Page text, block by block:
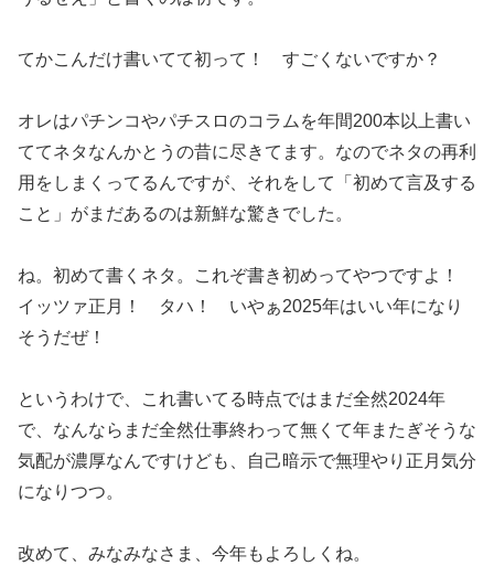
てかこんだけ書いてて初って！ すごくないですか？
オレはパチンコやパチスロのコラムを年間200本以上書い
ててネタなんかとうの昔に尽きてます。なのでネタの再利
用をしまくって るんですが、それをして「初めて言及する
こと」 がまだあるのは新鮮な驚きでした。
ね。初めて書くネタ。これぞ書き初めってやつですよ！
イッツァ正月！ タハ！ いやぁ2025年はいい年になり
そうだぜ！
というわけで、これ書いてる時点ではまだ全然2024年
で、なんならまだ全然仕事終わって無くて年またぎそうな
気配が濃厚なんですけども、自己暗示で無理やり正月気分
になりつつ。
改めて、みなみなさま、今年もよろしくね。